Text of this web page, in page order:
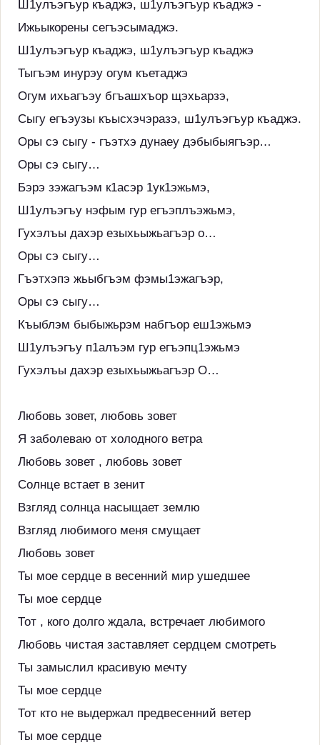
Ш1улъэгъур къаджэ, ш1улъэгъур къаджэ -
Ижьыкорены сегъэсымаджэ.
Ш1улъэгъур къаджэ, ш1улъэгъур къаджэ
Тыгъэм инурэу огум къетаджэ
Огум ихьагъэу бгъашхъор щэхьарзэ,
Сыгу егъэузы къысхэчэразэ, ш1улъэгъур къаджэ.
Оры сэ сыгу - гъэтхэ дунаеу дэбыбыягъэр…
Оры сэ сыгу…
Бэрэ зэжагъэм к1асэр 1ук1эжьмэ,
Ш1улъэгъу нэфым гур егъэплъэжьмэ,
Гухэлъы дахэр езыхьыжьагъэр о…
Оры сэ сыгу…
Гъэтхэпэ жьыбгъэм фэмы1эжагъэр,
Оры сэ сыгу…
Къыблэм быбыжьрэм набгъор еш1эжьмэ
Ш1улъэгъу п1алъэм гур егъэпц1эжьмэ
Гухэлъы дахэр езыхьыжьагъэр О…
Любовь зовет, любовь зовет
Я заболеваю от холодного ветра
Любовь зовет , любовь зовет
Солнце встает в зенит
Взгляд солнца насыщает землю
Взгляд любимого меня смущает
Любовь зовет
Ты мое сердце в весенний мир ушедшее
Ты мое сердце
Тот , кого долго ждала, встречает любимого
Любовь чистая заставляет сердцем смотреть
Ты замыслил красивую мечту
Ты мое сердце
Тот кто не выдержал предвесенний ветер
Ты мое сердце